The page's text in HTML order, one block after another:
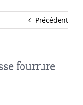
Précédent
fourrure